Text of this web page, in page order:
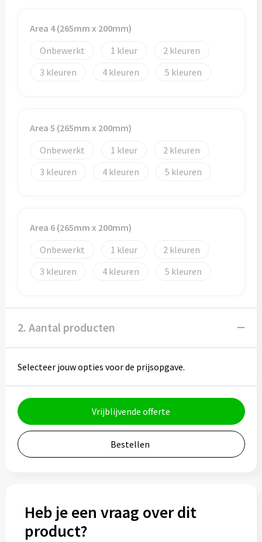
Eten & drinken
Bidons
Thermosbekers
Glazen
Stormparaplu's
Klassieke paraplu's
Opvouwbare paraplu's
Technologie
Area 4 (265mm x 200mm)
Onbewerkt
1
2
3
4 5
Area 5 (265mm x 200mm)
Onbewerkt
1
2
3
4 5
Area 6 (265mm x 200mm)
Onbewerkt
1
2
3
4 5
2. Aantal producten
Selecteer jouw opties voor de prijsopgave.
Vrijblijvende offerte
Bestellen
Heb je een vraag over dit
product?